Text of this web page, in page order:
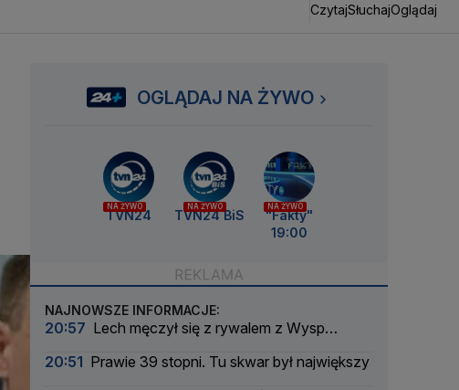
CzytajSłuchajOglądaj
OGLĄDAJ NA ŻYWO
NA ŻYWO
TVN24
NA ŻYWO
TVN24 BiS
NA ŻYWO
"Fakty"
19:00
NAJNOWSZE INFORMACJE:
20:57 Lech męczył się z rywalem z Wysp
20:51 Prawie 39 stopni. Tu skwar był największy